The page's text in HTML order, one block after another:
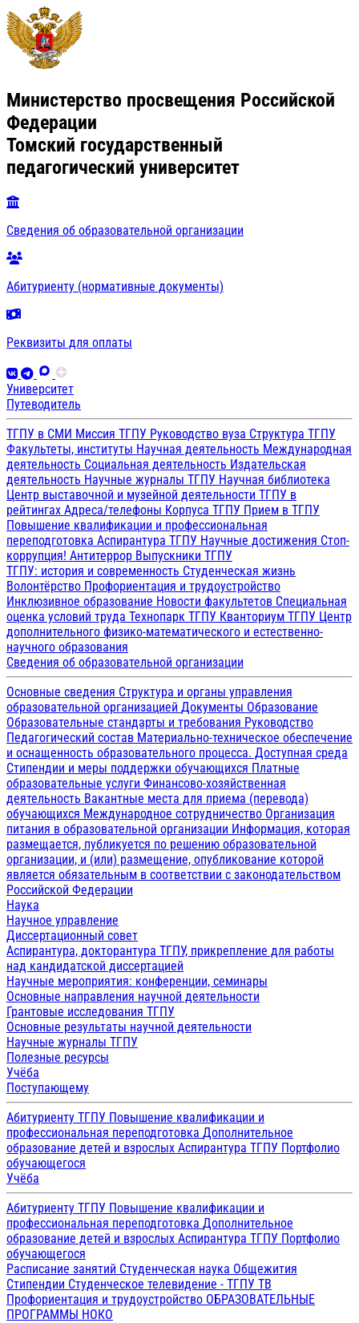
Министерство просвещения Российской
Федерации
Томский государственный
педагогический университет
Сведения об образовательной организации
Абитуриенту (нормативные документы)
Реквизиты для оплаты
Университет
Путеводитель
ТГПУ в СМИ Миссия ТГПУ Руководство вуза Структура ТГПУ
Факультеты, институты Научная деятельность Международная
деятельность Социальная деятельность Издательская
деятельность Научные журналы ТГПУ Научная библиотека
Центр выставочной и музейной деятельности ТГПУ в
рейтингах Адреса/телефоны Корпуса ТГПУ Прием в ТГПУ
Повышение квалификации и профессиональная
переподготовка Аспирантура ТГПУ Научные достижения Стоп-
коррупция! Антитеррор Выпускники ТГПУ
ТГПУ: история и современность Студенческая жизнь
Волонтёрство Профориентация и трудоустройство
Инклюзивное образование Новости факультетов Специальная
оценка условий труда Технопарк ТГПУ Кванториум ТГПУ Центр
дополнительного физико-математического и естественно-
научного образования
Сведения об образовательной организации
Основные сведения Структура и органы управления
образовательной организацией Документы Образование
Образовательные стандарты и требования Руководство
Педагогический состав Материально-техническое обеспечение
и оснащенность образовательного процесса. Доступная среда
Стипендии и меры поддержки обучающихся Платные
образовательные услуги Финансово-хозяйственная
деятельность Вакантные места для приема (перевода)
обучающихся Международное сотрудничество Организация
питания в образовательной организации Информация, которая
размещается, публикуется по решению образовательной
организации, и (или) размещение, опубликование которой
является обязательным в соответствии с законодательством
Российской Федерации
Наука
Научное управление
Диссертационный совет
Аспирантура, докторантура ТГПУ, прикрепление для работы
над кандидатской диссертацией
Научные мероприятия: конференции, семинары
Основные направления научной деятельности
Грантовые исследования ТГПУ
Основные результаты научной деятельности
Научные журналы ТГПУ
Полезные ресурсы
Учёба
Поступающему
Абитуриенту ТГПУ Повышение квалификации и
профессиональная переподготовка Дополнительное
образование детей и взрослых Аспирантура ТГПУ Портфолио
обучающегося
Учёба
Абитуриенту ТГПУ Повышение квалификации и
профессиональная переподготовка Дополнительное
образование детей и взрослых Аспирантура ТГПУ Портфолио
обучающегося
Расписание занятий Студенческая наука Общежития
Стипендии Студенческое телевидение - ТГПУ ТВ
Профориентация и трудоустройство ОБРАЗОВАТЕЛЬНЫЕ
ПРОГРАММЫ НОКО